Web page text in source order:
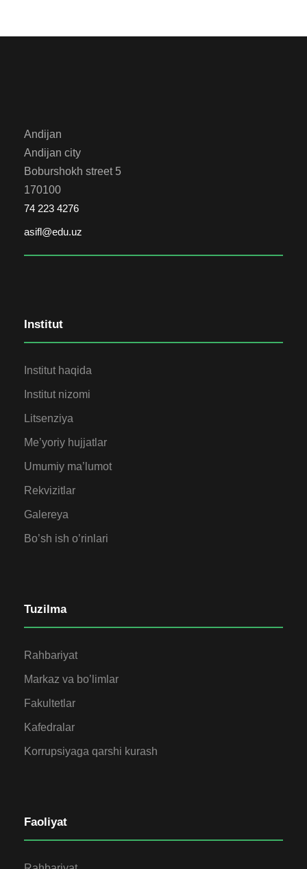
Andijan
Andijan city
Boburshokh street 5
170100
74 223 4276
asifl@edu.uz
Institut
Institut haqida
Institut nizomi
Litsenziya
Me’yoriy hujjatlar
Umumiy ma’lumot
Rekvizitlar
Galereya
Bo’sh ish o’rinlari
Tuzilma
Rahbariyat
Markaz va bo’limlar
Fakultetlar
Kafedralar
Korrupsiyaga qarshi kurash
Faoliyat